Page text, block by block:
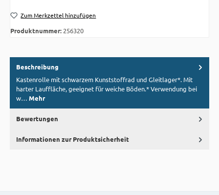
Zum Merkzettel hinzufügen
Produktnummer: 256320
Beschreibung
Kastenrolle mit schwarzem Kunststoffrad und Gleitlager*. Mit
harter Lauffläche, geeignet für weiche Böden.* Verwendung bei
w… Mehr
Bewertungen
Informationen zur Produktsicherheit